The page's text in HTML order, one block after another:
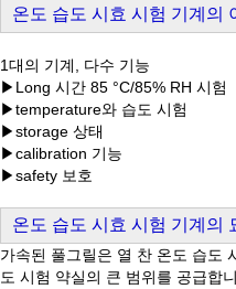
온도 습도 시효 시험 기계의
1대의 기계, 다수 기능
▶Long 시간 85 °C/85% RH 시험
▶temperature와 습도 시험
▶storage 상태
▶calibration 기능
▶safety 보호
온도 습도 시효 시험 기계의
가속된 풀그릴은 열 찬 온도 습도
도 시험 약실의 큰 범위를 공급합